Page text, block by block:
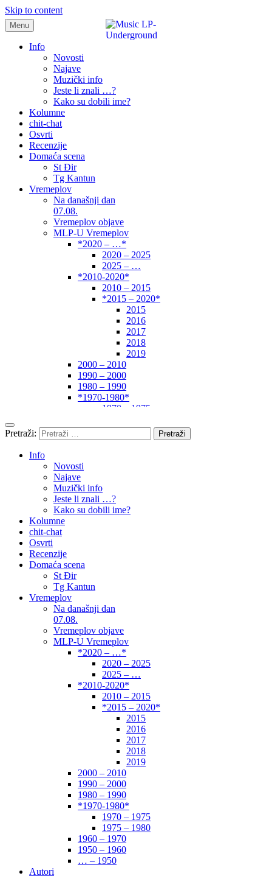
Skip to content
samo muzika i …..
Menu
Info
Novosti
Najave
Muzički info
Jeste li znali …?
Kako su dobili ime?
Kolumne
chit-chat
Osvrti
Recenzije
Domaća scena
St Đir
Tg Kantun
Vremeplov
Na današnji dan
07.08.
Vremeplov objave
MLP-U Vremeplov
*2020 – …*
2020 – 2025
2025 – …
*2010-2020*
2010 – 2015
*2015 – 2020*
2015
2016
2017
2018
2019
2000 – 2010
1990 – 2000
1980 – 1990
*1970-1980*
1970 – 1975
1960 – 1970
1950 – 1960
Autori
Pretraži:
Info
Novosti
Najave
Muzički info
Jeste li znali …?
Kako su dobili ime?
Kolumne
chit-chat
Osvrti
Recenzije
Domaća scena
St Đir
Tg Kantun
Vremeplov
Na današnji dan
07.08.
Vremeplov objave
MLP-U Vremeplov
*2020 – …*
2020 – 2025
2025 – …
*2010-2020*
2010 – 2015
*2015 – 2020*
2015
2016
2017
2018
2019
2000 – 2010
1990 – 2000
1980 – 1990
*1970-1980*
1970 – 1975
1975 – 1980
1960 – 1970
1950 – 1960
… – 1950
Autori